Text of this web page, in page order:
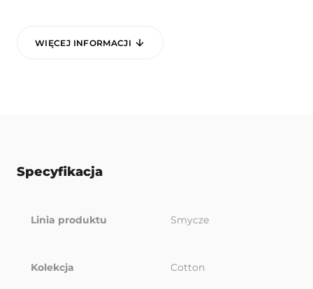
WIĘCEJ INFORMACJI
Specyfikacja
Linia produktu Smycze
Kolekcja Cotton